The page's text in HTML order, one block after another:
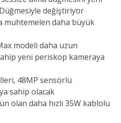
değiştiriyor
muhtemelen daha büyük
modeli daha uzun
yeni periskop kameraya
48MP sensörlü
sahip olacak
olan daha hızlı 35W kablolu